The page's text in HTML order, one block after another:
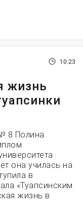
10:23
жизнь
8 Полина
она училась на
в
«Туапсинским
жизнь в